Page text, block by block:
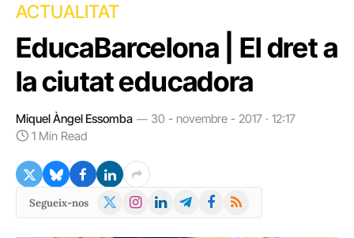
ACTUALITAT
EducaBarcelona | El dret a
la ciutat educadora
Miquel Àngel Essomba
30 - novembre - 2017 · 12:17
1 Min Read
Segueix-nos
X
Instagram
LinkedInTelegramFacebook
RSS